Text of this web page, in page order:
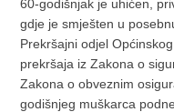
60-godišnjak je uhićen,
gdje je smješten u
Prekršajni odjel
prekršaja iz Zakona o
Zakona o obveznim
godišnjeg muškarca